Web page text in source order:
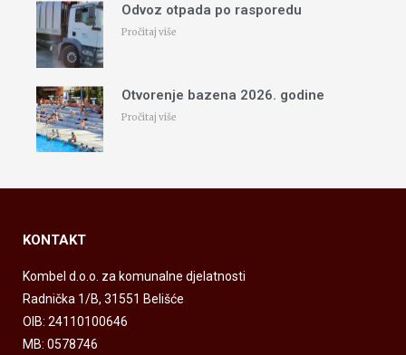
Odvoz otpada po rasporedu
Pročitaj više
Otvorenje bazena 2026. godine
Pročitaj više
KONTAKT
Kombel d.o.o. za komunalne djelatnosti
Radnička 1/B, 31551 Belišće
OIB: 24110100646
MB: 0578746